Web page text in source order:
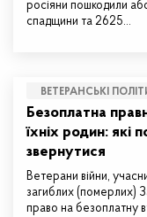
росіяни пошкодили
спадщини та 2625…
ВЕТЕРАНСЬКІ
Безоплатна
їхніх родин: які
звернутися
Ветерани війни,
загиблих (померлих)
право на безоплатну